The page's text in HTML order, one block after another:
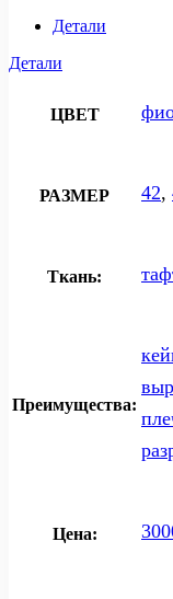
Детали
Детали
ЦВЕТ
РАЗМЕР 42,
Ткань:
Преимущества:
Цена: